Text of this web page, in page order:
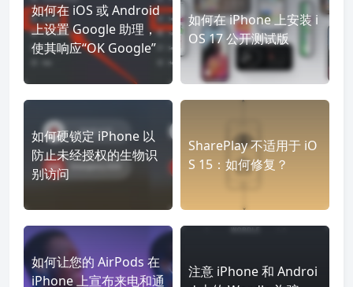
如何在 iOS 或 Android
上设置 Google 助理，
使其响应“OK Google”
如何在 iPhone 上安装 i
OS 17 公开测试版
如何硬锁定 iPhone 以
防止未经授权的生物识
别访问
SharePlay 不适用于 iO
S 15：如何修复？
如何让您的 AirPods 在
iPhone 上宣布来电和通
注意 iPhone 和 Androi